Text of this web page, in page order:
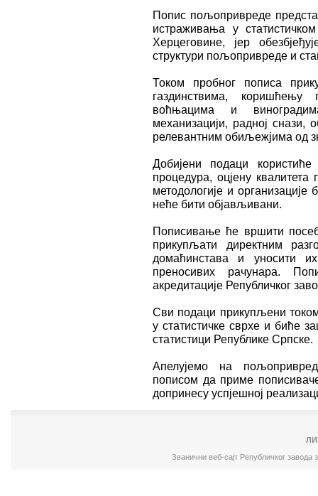
Попис пољопривреде
истраживања у
Херцеговине, јер
структури пољопривреде и
Током пробног пописа
газдинствима, коришћењу
воћњацима и
механизацији, радној снази,
релевантним обиљежјима од
Добијени подаци
процедура, оцјену
методологије и организације
неће бити објављивани.
Пописивање ће вршити
прикупљати директним
домаћинстава и уносити
преносивих рачунара.
акредитације Републичког
Сви подаци прикупљени
у статистичке сврхе и биће
статистици Републике Српске.
Апелујемо на
пописом да приме
допринесу успјешној
Званични веб-сајт Републичког